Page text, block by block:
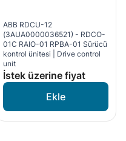
ABB RDCU-12
(3AUA0000036521) - RDCO-
01C RAIO-01 RPBA-01 Sürücü
kontrol ünitesi | Drive control
unit
İstek üzerine fiyat